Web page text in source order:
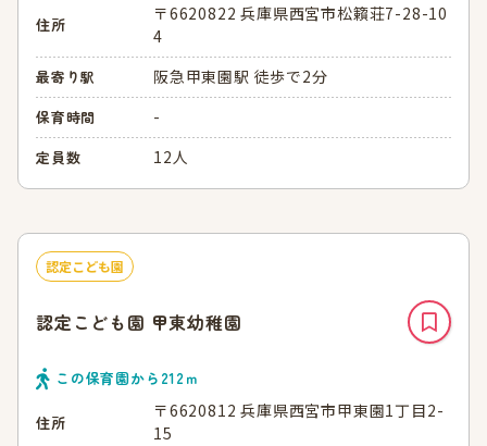
住所
〒6620822 兵庫県西宮市松籟荘7-28-10
4
最寄り駅 阪急甲東園駅 徒歩で2分
保育時間 -
定員数 12人
認定こども園
認定こども園 甲東幼稚園
この保育園から 212ｍ
住所
〒6620812 兵庫県西宮市甲東園1丁目2-
15